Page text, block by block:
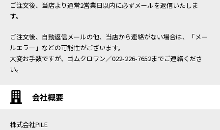
ご注文後、当店より通常2営業日以内に必ずメールを返信いたしま
す。
ご注文後、自動返信メールの他、当店から連絡がない場合は、「メー
ルエラー」などの可能性がございます。
大変お手数ですが、ゴムクロワン／022-226-7652までご連絡くださ
い。
会社概要
株式会社PILE